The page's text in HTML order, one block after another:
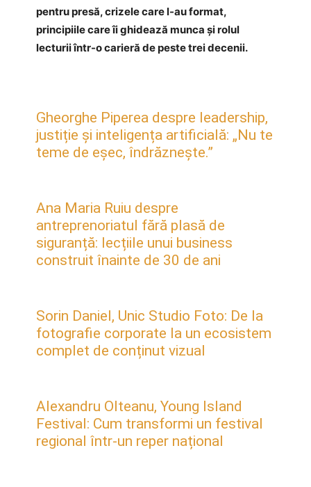
pentru presă, crizele care l-au format,
principiile care îi ghidează munca și rolul
lecturii într-o carieră de peste trei decenii.
Gheorghe Piperea despre leadership,
justiție și inteligența artificială: „Nu te
teme de eșec, îndrăznește.”
Ana Maria Ruiu despre
antreprenoriatul fără plasă de
siguranță: lecțiile unui business
construit înainte de 30 de ani
Sorin Daniel, Unic Studio Foto: De la
fotografie corporate la un ecosistem
complet de conținut vizual
Alexandru Olteanu, Young Island
Festival: Cum transformi un festival
regional într-un reper național